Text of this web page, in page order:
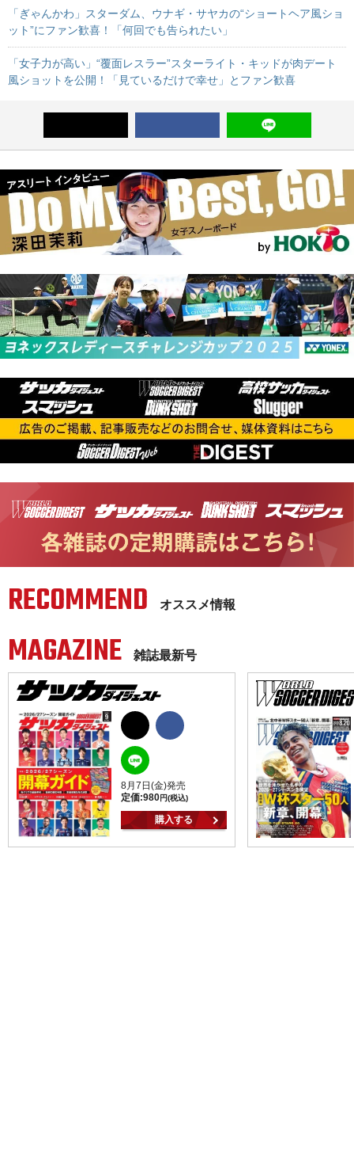
「ぎゃんかわ」スターダム、ウナギ・サヤカの“ショートヘア風ショ
ット”にファン歓喜！「何回でも告られたい」
「女子力が高い」“覆面レスラー”スターライト・キッドが肉デート
風ショットを公開！「見ているだけで幸せ」とファン歓喜
RECOMMEND オススメ情報
MAGAZINE 雑誌最新号
8月7日(金)発売
定価:980円(税込)
購入する